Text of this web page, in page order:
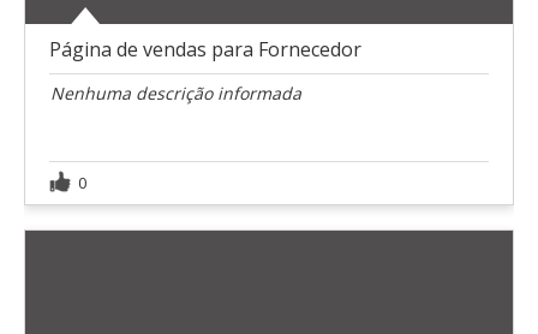
Página de vendas para Fornecedor
Nenhuma descrição informada
0